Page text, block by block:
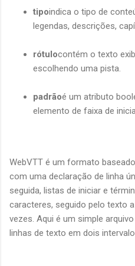
tipoindica o tipo de
legendas, descrições,
rótulocontém o texto
escolhendo uma pista.
padrãoé um atributo
elemento de faixa de
WebVTT é um formato
com uma declaração de linha
seguida, listas de iniciar e
caracteres, seguido pelo texto
vezes. Aqui é um simple
linhas de texto em dois